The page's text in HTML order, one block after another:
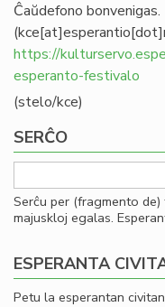
Ĉaŭdefono bonvenigas.
https://
esperanto-festivalo
(stelo/kce)
SERĈO
Serĉu per (fragmento
majuskloj egalas.
ESPERANTA
Petu la esperantan